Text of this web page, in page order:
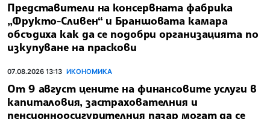
Представители на консервната фабрика
„Фрукто-Сливен“ и Браншовата камара
обсъдиха как да се подобри организацията по
изкупуване на праскови
07.08.2026 13:13 ИКОНОМИКА
От 9 август цените на финансовите услуги в
капиталовия, застрахователния и
пенсионноосигурителния пазар могат да се